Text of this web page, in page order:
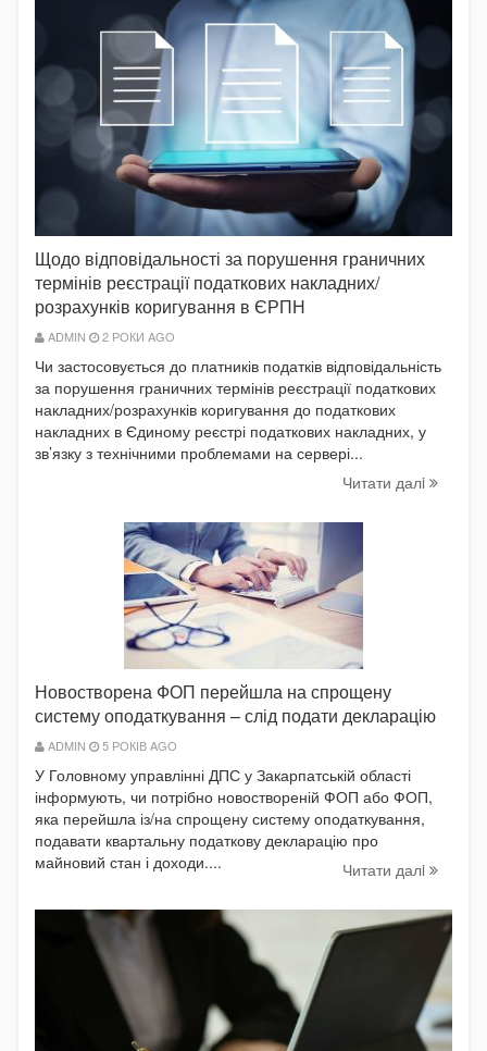
Щодо відповідальності за порушення граничних
термінів реєстрації податкових накладних/
розрахунків коригування в ЄРПН
ADMIN 2 РОКИ AGO
Чи застосовується до платників податків відповідальність
за порушення граничних термінів реєстрації податкових
накладних/розрахунків коригування до податкових
накладних в Єдиному реєстрі податкових накладних, у
зв’язку з технічними проблемами на сервері...
Читати далi
Новостворена ФОП перейшла на спрощену
систему оподаткування – слід подати декларацію
ADMIN 5 РОКІВ AGO
У Головному управлінні ДПС у Закарпатській області
інформують, чи потрібно новоствореній ФОП або ФОП,
яка перейшла із/на спрощену систему оподаткування,
подавати квартальну податкову декларацію про
майновий стан і доходи....
Читати далi